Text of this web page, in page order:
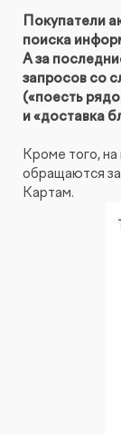
UX-
и приложений
Глубинные
Создание AI-
Правовой аудит
Интеграция и
КОНТАКТЫ
ПРЕДЛОЖЕНИЕ
БЕЛАРУСИ
РЕФЕРАЛЬНАЯ
Покупатели
поиска
А за
запросов со
(«поесть
и «доставка
Кроме того, на
обращаются
Картам.